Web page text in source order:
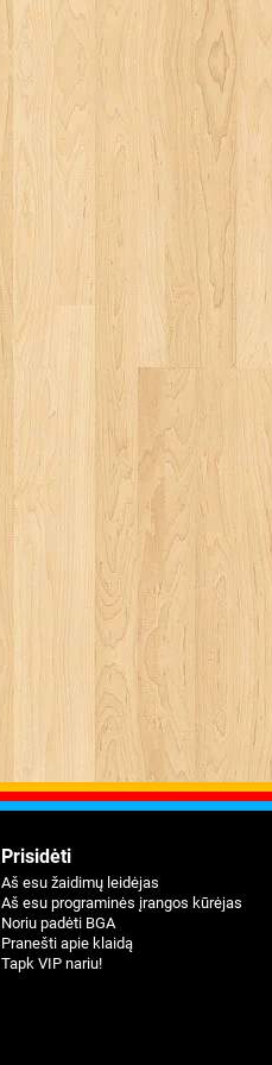
Prisidėti
Aš esu žaidimų leidėjas
Aš esu programinės įrangos kūrėjas
Noriu padėti BGA
Pranešti apie klaidą
Tapk VIP nariu!